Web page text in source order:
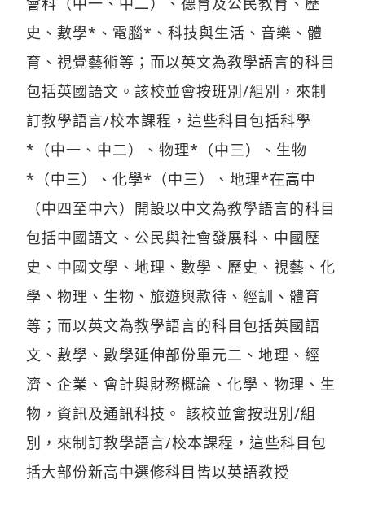
史、數學*、電腦*、科技與生活、音樂、體
育、視覺藝術等；而以英文為教學語言的科目
包括英國語文。該校並會按班別/組別，來制
訂教學語言/校本課程，這些科目包括科學
*（中一、中二）、物理*（中三）、生物
*（中三）、化學*（中三）、地理*在高中
（中四至中六）開設以中文為教學語言的科目
包括中國語文、公民與社會發展科、中國歷
史、中國文學、地理、數學、歷史、視藝、化
學、物理、生物、旅遊與款待、經訓、體育
等；而以英文為教學語言的科目包括英國語
文、數學、數學延伸部份單元二、地理、經
濟、企業、會計與財務概論、化學、物理、生
物，資訊及通訊科技。 該校並會按班別/組
別，來制訂教學語言/校本課程，這些科目包
括大部份新高中選修科目皆以英語教授